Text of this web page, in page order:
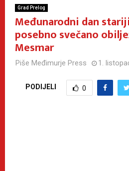
Grad Prelog
Međunarodni dan
posebno svečano
Mesmar
Piše Međimurje Press 1.
PODIJELI 0